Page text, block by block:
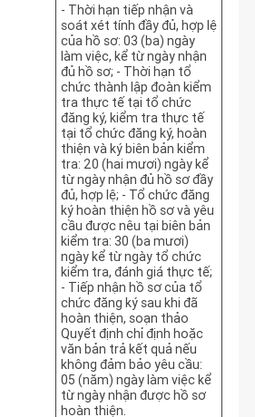
- Thời hạn tiếp nhận và
soát xét tính đầy đủ, hợp lệ
của hồ sơ: 03 (ba) ngày
làm việc, kể từ ngày nhận
đủ hồ sơ; - Thời hạn tổ
chức thành lập đoàn kiểm
tra thực tế tại tổ chức
đăng ký, kiểm tra thực tế
tại tổ chức đăng ký, hoàn
thiện và ký biên bản kiểm
tra: 20 (hai mươi) ngày kể
từ ngày nhận đủ hồ sơ đầy
đủ, hợp lệ; - Tổ chức đăng
ký hoàn thiện hồ sơ và yêu
cầu được nêu tại biên bản
kiểm tra: 30 (ba mươi)
ngày kể từ ngày tổ chức
kiểm tra, đánh giá thực tế;
- Tiếp nhận hồ sơ của tổ
chức đăng ký sau khi đã
hoàn thiện, soạn thảo
Quyết định chỉ định hoặc
văn bản trả kết quả nếu
không đảm bảo yêu cầu:
05 (năm) ngày làm việc kể
từ ngày nhận được hồ sơ
hoàn thiện.